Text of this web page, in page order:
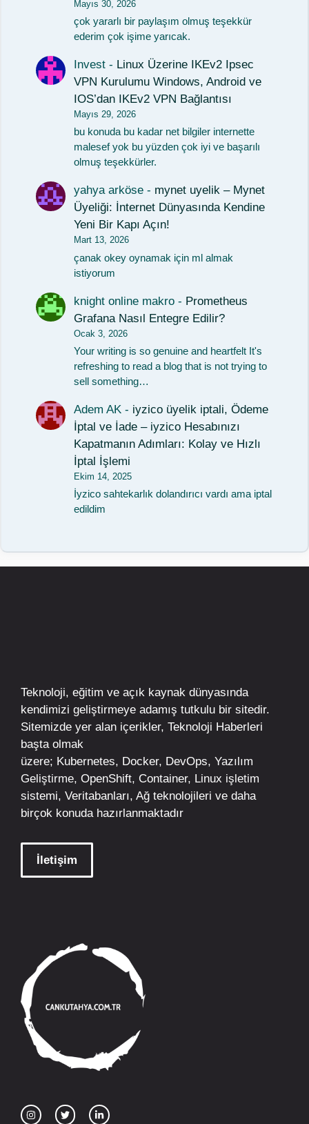
Mayıs 30, 2026
çok yararlı bir paylaşım olmuş teşekkür
ederim çok işime yarıcak.
Invest - Linux Üzerine IKEv2 Ipsec
VPN Kurulumu Windows, Android ve
IOS’dan IKEv2 VPN Bağlantısı
Mayıs 29, 2026
bu konuda bu kadar net bilgiler internette
malesef yok bu yüzden çok iyi ve başarılı
olmuş teşekkürler.
yahya arköse - mynet uyelik – Mynet
Üyeliği: İnternet Dünyasında Kendine
Yeni Bir Kapı Açın!
Mart 13, 2026
çanak okey oynamak için ml almak
istiyorum
knight online makro - Prometheus
Grafana Nasıl Entegre Edilir?
Ocak 3, 2026
Your writing is so genuine and heartfelt It's
refreshing to read a blog that is not trying to
sell something…
Adem AK - iyzico üyelik iptali, Ödeme
İptal ve İade – iyzico Hesabınızı
Kapatmanın Adımları: Kolay ve Hızlı
İptal İşlemi
Ekim 14, 2025
İyzico sahtekarlık dolandırıcı vardı ama iptal
edildim
Teknoloji, eğitim ve açık kaynak dünyasında
kendimizi geliştirmeye adamış tutkulu bir sitedir.
Sitemizde yer alan içerikler, Teknoloji Haberleri
başta olmak
üzere; Kubernetes, Docker, DevOps, Yazılım
Geliştirme, OpenShift, Container, Linux işletim
sistemi, Veritabanları, Ağ teknolojileri ve daha
birçok konuda hazırlanmaktadır
İletişim